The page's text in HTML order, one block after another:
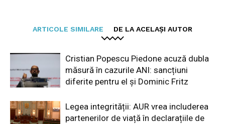
ARTICOLE SIMILARE DE LA ACELAȘI AUTOR
Cristian Popescu Piedone acuză dubla
măsură în cazurile ANI: sancțiuni
diferite pentru el și Dominic Fritz
Legea integrității: AUR vrea includerea
partenerilor de viață în declarațiile de